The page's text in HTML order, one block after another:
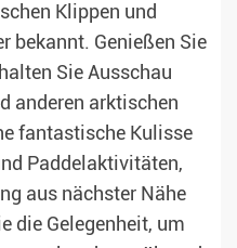
Klippen und
bekannt. Genießen Sie
Sie Ausschau
anderen arktischen
fantastische Kulisse
Paddelaktivitäten,
aus nächster Nähe
die Gelegenheit, um